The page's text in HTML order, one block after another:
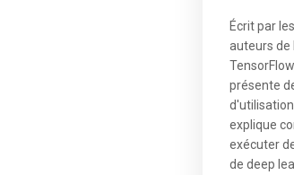
Écrit par
auteurs de
présente
explique
exécuter
de deep